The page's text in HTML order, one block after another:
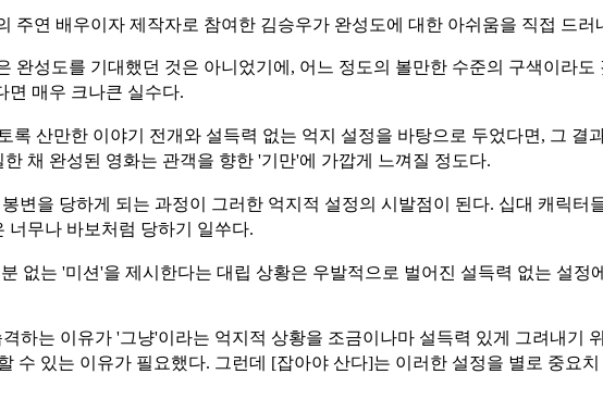
주연 배우이자 제작자로 참여한 김승우가 완성도에 대한 아쉬움을 직접 드러
완성도를 기대했던 것은 아니었기에, 어느 정도의 볼만한 수준의 구색이라
면 매우 크나큰 실수다.
록 산만한 이야기 전개와 설득력 없는 억지 설정을 바탕으로 두었다면, 그
채 완성된 영화는 관객을 향한 '기만'에 가깝게 느껴질 정도다.
변을 당하게 되는 과정이 그러한 억지적 설정의 시발점이 된다. 십대 캐릭
너무나 바보처럼 당하기 일쑤다.
없는 '미션'을 제시한다는 대립 상황은 우발적으로 벌어진 설득력 없는 설정
하는 이유가 '그냥'이라는 억지적 상황을 조금이나마 설득력 있게 그려내기
수 있는 이유가 필요했다. 그런데 [잡아야 산다]는 이러한 설정을 별로 중요